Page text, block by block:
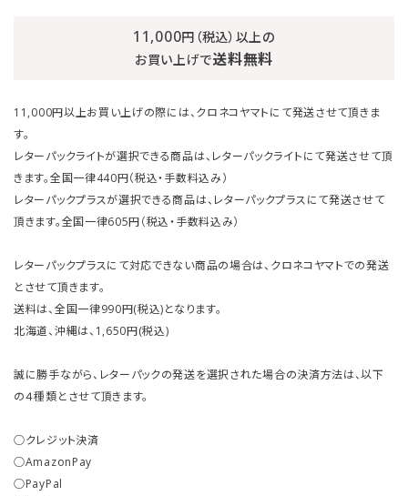
11,000円（税込）以上の
お買い上げで送料無料
11,000円以上お買い上げの際には、クロネコヤマトにて発送させて頂きま
す。
レターパックライトが選択できる商品は、レターパックライトにて発送させて頂
きます。全国一律440円（税込・手数料込み）
レターパックプラスが選択できる商品は、レターパックプラスにて発送させて
頂きます。全国一律605円（税込・手数料込み）
レターパックプラスにて対応できない商品の場合は、クロネコヤマトでの発送
とさせて頂きます。
送料は、全国一律990円(税込)となります。
北海道、沖縄は、1,650円(税込)
誠に勝手ながら、レターパックの発送を選択された場合の決済方法は、以下
の４種類とさせて頂きます。
○クレジット決済
○AmazonPay
○PayPal